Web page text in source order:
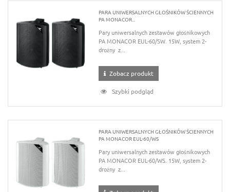
PARA UNIWERSALNYCH GŁOŚNIKÓW ŚCIENNYCH
PA MONACOR...
Pary uniwersalnych zestawów głośnikowych
PA MONACOR EUL-60/SW. 15W, system 2-
drożny z...
Zobacz produkt
Szybki podgląd
PARA UNIWERSALNYCH GŁOŚNIKÓW ŚCIENNYCH
PA MONACOR EUL-60/WS
Pary uniwersalnych zestawów głośnikowych
PA MONACOR EUL-60/WS. 15W, system 2-
drożny z...